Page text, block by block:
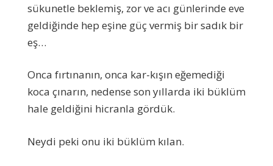
sükunetle beklemiş, zor ve acı günlerinde eve
geldiğinde hep eşine güç vermiş bir sadık bir
eş…
Onca fırtınanın, onca kar-kışın eğemediği
koca çınarın, nedense son yıllarda iki büklüm
hale geldiğini hicranla gördük.
Neydi peki onu iki büklüm kılan.